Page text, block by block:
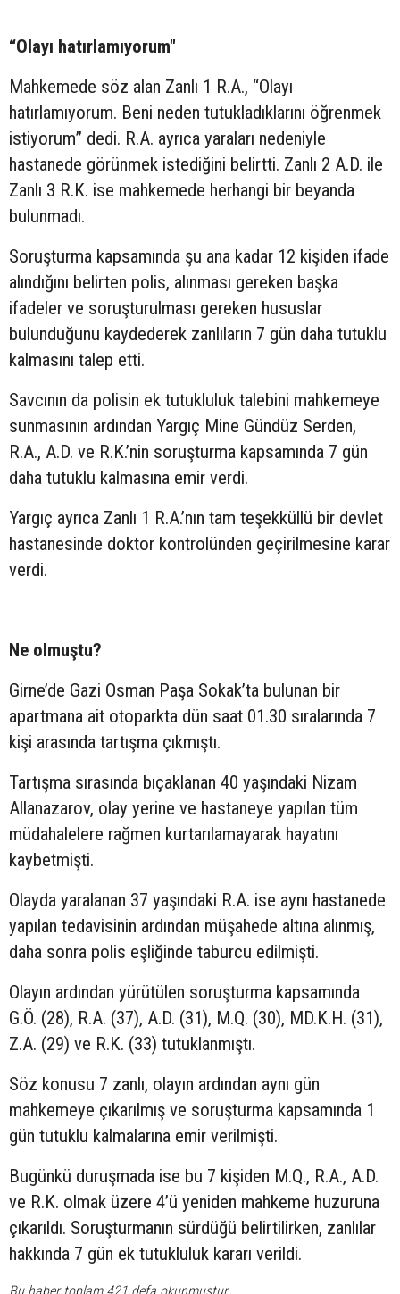
“Olayı hatırlamıyorum"
Mahkemede söz alan Zanlı 1 R.A., “Olayı
hatırlamıyorum. Beni neden tutukladıklarını öğrenmek
istiyorum” dedi. R.A. ayrıca yaraları nedeniyle
hastanede görünmek istediğini belirtti. Zanlı 2 A.D. ile
Zanlı 3 R.K. ise mahkemede herhangi bir beyanda
bulunmadı.
Soruşturma kapsamında şu ana kadar 12 kişiden ifade
alındığını belirten polis, alınması gereken başka
ifadeler ve soruşturulması gereken hususlar
bulunduğunu kaydederek zanlıların 7 gün daha tutuklu
kalmasını talep etti.
Savcının da polisin ek tutukluluk talebini mahkemeye
sunmasının ardından Yargıç Mine Gündüz Serden,
R.A., A.D. ve R.K.’nin soruşturma kapsamında 7 gün
daha tutuklu kalmasına emir verdi.
Yargıç ayrıca Zanlı 1 R.A.’nın tam teşekküllü bir devlet
hastanesinde doktor kontrolünden geçirilmesine karar
verdi.
Ne olmuştu?
Girne’de Gazi Osman Paşa Sokak’ta bulunan bir
apartmana ait otoparkta dün saat 01.30 sıralarında 7
kişi arasında tartışma çıkmıştı.
Tartışma sırasında bıçaklanan 40 yaşındaki Nizam
Allanazarov, olay yerine ve hastaneye yapılan tüm
müdahalelere rağmen kurtarılamayarak hayatını
kaybetmişti.
Olayda yaralanan 37 yaşındaki R.A. ise aynı hastanede
yapılan tedavisinin ardından müşahede altına alınmış,
daha sonra polis eşliğinde taburcu edilmişti.
Olayın ardından yürütülen soruşturma kapsamında
G.Ö. (28), R.A. (37), A.D. (31), M.Q. (30), MD.K.H. (31),
Z.A. (29) ve R.K. (33) tutuklanmıştı.
Söz konusu 7 zanlı, olayın ardından aynı gün
mahkemeye çıkarılmış ve soruşturma kapsamında 1
gün tutuklu kalmalarına emir verilmişti.
Bugünkü duruşmada ise bu 7 kişiden M.Q., R.A., A.D.
ve R.K. olmak üzere 4’ü yeniden mahkeme huzuruna
çıkarıldı. Soruşturmanın sürdüğü belirtilirken, zanlılar
hakkında 7 gün ek tutukluluk kararı verildi.